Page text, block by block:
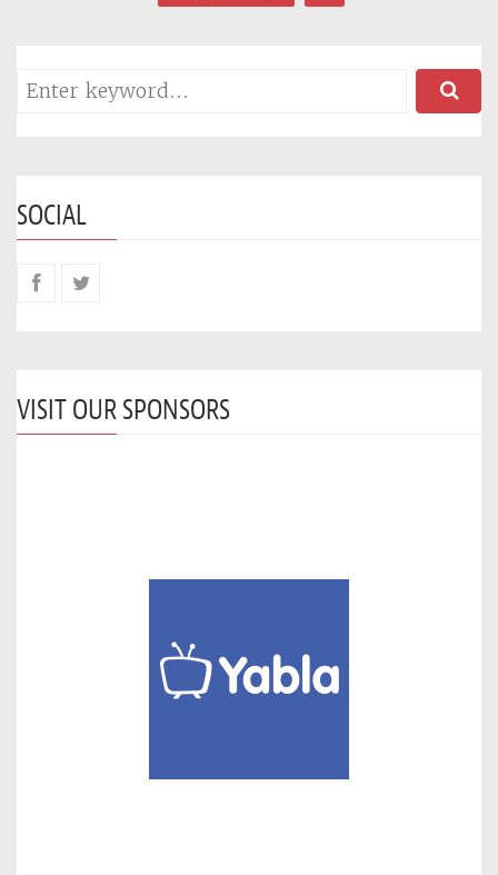
SOCIAL
VISIT OUR SPONSORS